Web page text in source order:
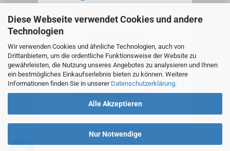
Diese Webseite verwendet Cookies und andere
Technologien
Wir verwenden Cookies und ähnliche Technologien, auch von
Drittanbietern, um die ordentliche Funktionsweise der Website zu
gewährleisten, die Nutzung unseres Angebotes zu analysieren und Ihnen
ein bestmögliches Einkaufserlebnis bieten zu können. Weitere
Informationen finden Sie in unserer Datenschutzerklärung.
Alle Akzeptieren
Nur Notwendige